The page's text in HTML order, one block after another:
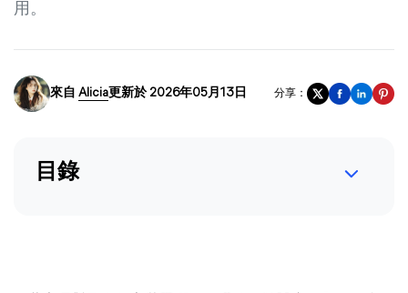
用。
來自 Alicia更新於 2026年05月13日 分享：
目錄